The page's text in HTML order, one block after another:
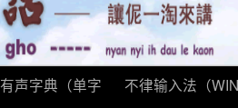
有声字典（单字
不律输入法（